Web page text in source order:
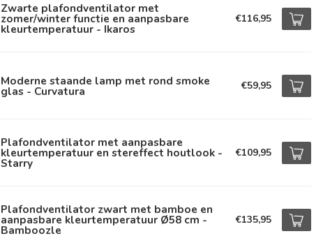
Zwarte plafondventilator met
zomer/winter functie en aanpasbare
kleurtemperatuur - Ikaros
€116,95
Moderne staande lamp met rond smoke
glas - Curvatura €59,95
Plafondventilator met aanpasbare
kleurtemperatuur en stereffect houtlook -
Starry
€109,95
Plafondventilator zwart met bamboe en
aanpasbare kleurtemperatuur Ø58 cm -
Bamboozle
€135,95